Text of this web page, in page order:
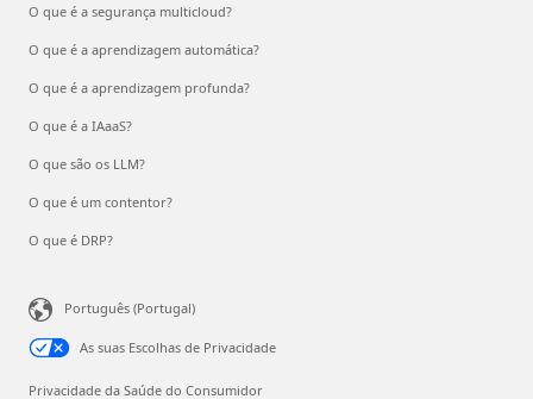
O que é a segurança multicloud?
O que é a aprendizagem automática?
O que é a aprendizagem profunda?
O que é a IAaaS?
O que são os LLM?
O que é um contentor?
O que é DRP?
Português (Portugal)
As suas Escolhas de Privacidade
Privacidade da Saúde do Consumidor